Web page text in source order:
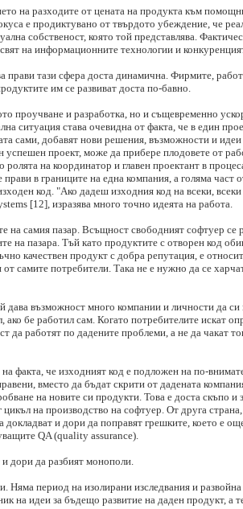
на разходите от цената на продукта към
е продиктувано от твърдото убеждение, че
собственост, която той представлява.
на информационните технологии и
прави тази сфера доста динамична. Фирмите,
им се развиват доста по-бавно.
проучване и разработка, но и същевременно
ситуация става очевидна от факта, че в един
сами, добавят нови решения, възможности и
проект, може да прибере плодовете от
на координатор и главен проектант в
в границите на една компания, а голяма част
код. "Ако дадеш изходния код на всеки,
[12], изразява много точно идеята на работа.
на самия пазар. Всъщност свободният софтуер се
пазара. Тъй като продуктите с отворен код
качествен продукт с добра репутация, е
самите потребители. Така не е нужно да се
възможност много компании и личности да си
бе работил сам. Когато потребителите искат
работят по дадените проблеми, а не да чакат
факта, че изходният код е подложен на по-
вместо да бъдат скрити от дадената
на новите си продукти. Това е доста скъпо и
на производство на софтуер. От друга
и дори да поправят грешките, което е
QA (quality assurance).
дори да разбият монополи.
Няма период на изолирани изследвания и
на идеи за бъдещо развитие на даден продукт, а